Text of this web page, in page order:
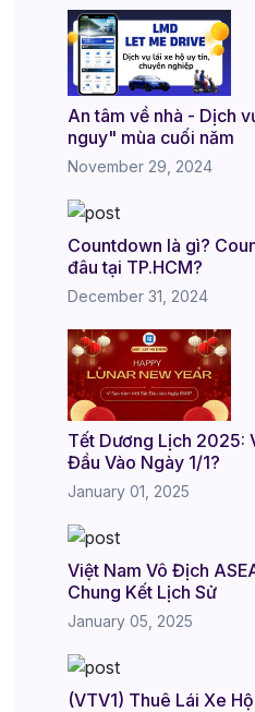
An tâm về nhà - Dịch
nguy" mùa cuối năm
November 29, 2024
Countdown là gì?
đâu tại TP.HCM?
December 31, 2024
Tết Dương Lịch 2025:
Đầu Vào Ngày 1/1?
January 01, 2025
Việt Nam Vô Địch
Chung Kết Lịch Sử
January 05, 2025
(VTV1) Thuê Lái Xe